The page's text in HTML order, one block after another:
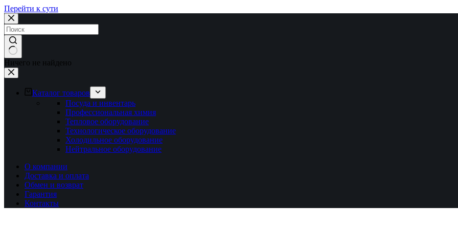
Перейти к сути
Ничего не найдено
Каталог товаров
Посуда и инвентарь
Профессиональная химия
Тепловое оборудование
Технологическое оборудование
Холодильное оборудование
Нейтральное оборудование
О компании
Доставка и оплата
Обмен и возврат
Гарантия
Контакты